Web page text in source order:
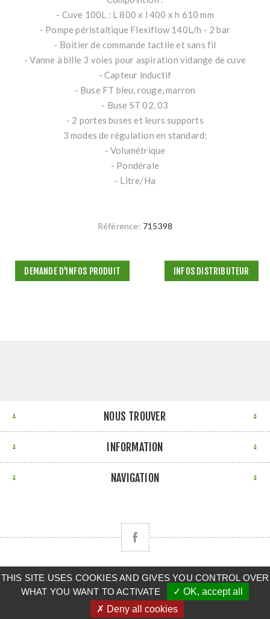
- Cuve 100L : L 800 x l 400 x h 610 mm
- Pompe péristaltique Flexiflow 140L/h - 2 bar
- Boitier de commande tactile et sans fil
- Vanne à bille 3 voies pour aspiration vidange de cuve
- Capteur inductif
- Buse FT bleu, rouge, marron
- Buse ST 02, 03
- 2 portes buses et leurs supports
3 modes de régulation en standard:
- Volumétrique
- Pondérale
- Litre/Ha
Référence: 715398
DEMANDE D'INFOS PRODUIT INFOS DISTRIBUTEUR
NOUS TROUVER
INFORMATION
NAVIGATION
Copyright © 2026 CLAAS BRETAGNE SUD. Tous droits
réservés.
Powered by nopCommerce
THIS SITE USES COOKIES AND GIVES YOU CONTROL OVER
WHAT YOU WANT TO ACTIVATE
✓ OK, accept all
✗ Deny all cookies